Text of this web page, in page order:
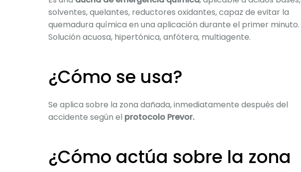
solventes, quelantes, reductores oxidantes, capaz de evitar la
quemadura química en una aplicación durante el primer minuto.
Solución acuosa, hipertónica, anfótera, multiagente.
¿Cómo se usa?
Se aplica sobre la zona dañada, inmediatamente después del
accidente según el protocolo Prevor.
¿Cómo actúa sobre la zona